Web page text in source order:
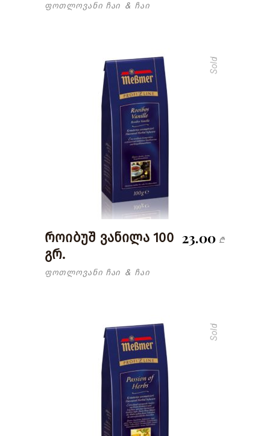
ფოთლოვანი ჩაი & ჩაი
Sold
read more
როიბუშ ვანილა 100
გრ.
23.00 ₾
ფოთლოვანი ჩაი & ჩაი
Sold
read more